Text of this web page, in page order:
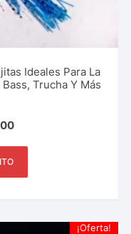
Ideales Para La
Trucha Y Más
¡Oferta!